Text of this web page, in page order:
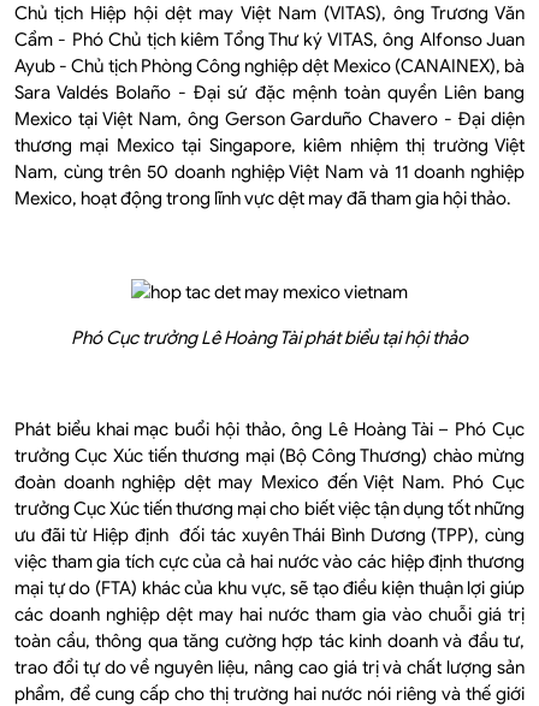
Chủ tịch Hiệp hội dệt may Việt Nam (VITAS), ông Trương Văn
Cẩm - Phó Chủ tịch kiêm Tổng Thư ký VITAS, ông Alfonso Juan
Ayub - Chủ tịch Phòng Công nghiệp dệt Mexico (CANAINEX), bà
Sara Valdés Bolaño - Đại sứ đặc mệnh toàn quyền Liên bang
Mexico tại Việt Nam, ông Gerson Garduño Chavero - Đại diện
thương mại Mexico tại Singapore, kiêm nhiệm thị trường Việt
Nam, cùng trên 50 doanh nghiệp Việt Nam và 11 doanh nghiệp
Mexico, hoạt động trong lĩnh vực dệt may đã tham gia hội thảo.
Phó Cục trưởng Lê Hoàng Tài phát biểu tại hội thảo
Phát biểu khai mạc buổi hội thảo, ông Lê Hoàng Tài – Phó Cục
trưởng Cục Xúc tiến thương mại (Bộ Công Thương) chào mừng
đoàn doanh nghiệp dệt may Mexico đến Việt Nam. Phó Cục
trưởng Cục Xúc tiến thương mại cho biết việc tận dụng tốt những
ưu đãi từ Hiệp định đối tác xuyên Thái Bình Dương (TPP), cùng
việc tham gia tích cực của cả hai nước vào các hiệp định thương
mại tự do (FTA) khác của khu vực, sẽ tạo điều kiện thuận lợi giúp
các doanh nghiệp dệt may hai nước tham gia vào chuỗi giá trị
toàn cầu, thông qua tăng cường hợp tác kinh doanh và đầu tư,
trao đổi tự do về nguyên liệu, nâng cao giá trị và chất lượng sản
phẩm, để cung cấp cho thị trường hai nước nói riêng và thế giới